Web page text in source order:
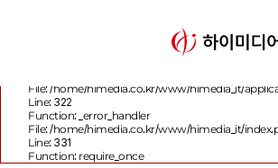
Message: Trying to get property
Filename: controllers/Support.php
File: /home/himedia.co.kr/www/himedia_it/
Line: 322
Function: _error_handler
File: /home/himedia.co.kr/www/himedia_it/
Line: 331
Function: require_once